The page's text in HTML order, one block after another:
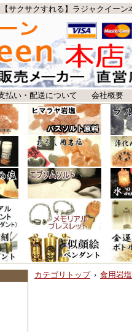
サクサクすれる】ラジャクイーン
払い・配送について 会社概要
カテゴリトップ› 食用岩